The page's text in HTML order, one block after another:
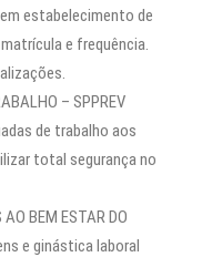
estabelecimento de
e frequência.
– SPPREV
de trabalho aos
total segurança no
BEM ESTAR DO
e ginástica laboral